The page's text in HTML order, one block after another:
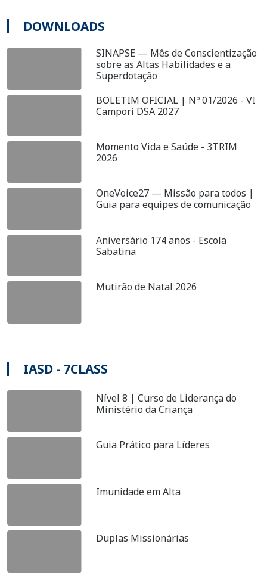
DOWNLOADS
SINAPSE — Mês de Conscientização
sobre as Altas Habilidades e a
Superdotação
BOLETIM OFICIAL | Nº 01/2026 - VI
Camporí DSA 2027
Momento Vida e Saúde - 3TRIM
2026
OneVoice27 — Missão para todos |
Guia para equipes de comunicação
Aniversário 174 anos - Escola
Sabatina
Mutirão de Natal 2026
IASD - 7CLASS
Nível 8 | Curso de Liderança do
Ministério da Criança
Guia Prático para Líderes
Imunidade em Alta
Duplas Missionárias